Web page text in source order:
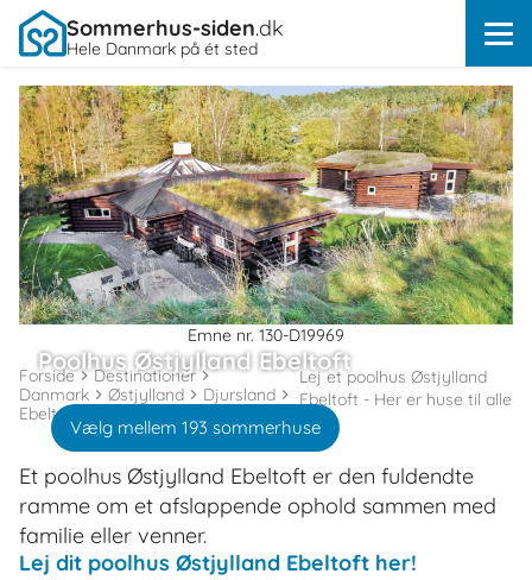
Sommerhus-siden.dk
Hele Danmark på ét sted
Emne nr. 130-D19969
Poolhus Østjylland Ebeltoft
Vælg mellem 193 sommerhuse
Forside
Destinationer
Danmark
Østjylland
Djursland
Ebeltoft
Lej et poolhus Østjylland
Ebeltoft - Her er huse til alle
Et poolhus Østjylland Ebeltoft er den fuldendte
ramme om et afslappende ophold sammen med
familie eller venner.
Lej dit poolhus Østjylland Ebeltoft her!